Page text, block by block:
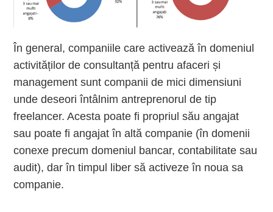
În general, companiile care activează în domeniul
activităților de consultanță pentru afaceri și
management sunt companii de mici dimensiuni
unde deseori întâlnim antreprenorul de tip
freelancer. Acesta poate fi propriul său angajat
sau poate fi angajat în altă companie (în domenii
conexe precum domeniul bancar, contabilitate sau
audit), dar în timpul liber să activeze în noua sa
companie.